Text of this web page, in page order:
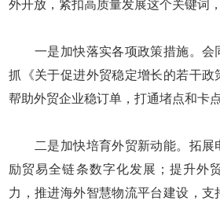
外开放，紧扣高质量发展这个关键词
一是加快落实各项政策措施。会
抓《关于促进外贸稳定增长的若干政
帮助外贸企业稳订单，打通堵点和卡点
二是加快培育外贸新动能。拓展
励贸易全链条数字化发展；提升外
力，推进海外智慧物流平台建设，支